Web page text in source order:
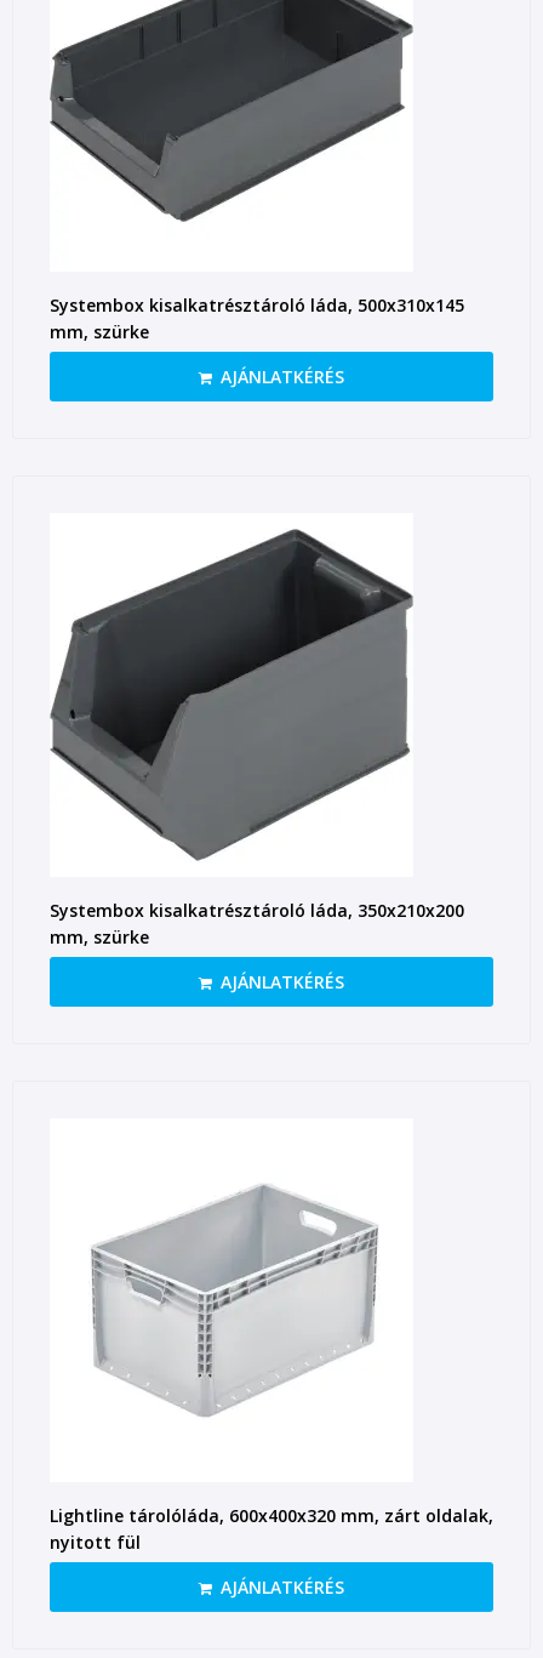
Systembox kisalkatrésztároló láda, 500x310x145
mm, szürke
AJÁNLATKÉRÉS
Systembox kisalkatrésztároló láda, 350x210x200
mm, szürke
AJÁNLATKÉRÉS
Lightline tárolóláda, 600x400x320 mm, zárt oldalak,
nyitott fül
AJÁNLATKÉRÉS